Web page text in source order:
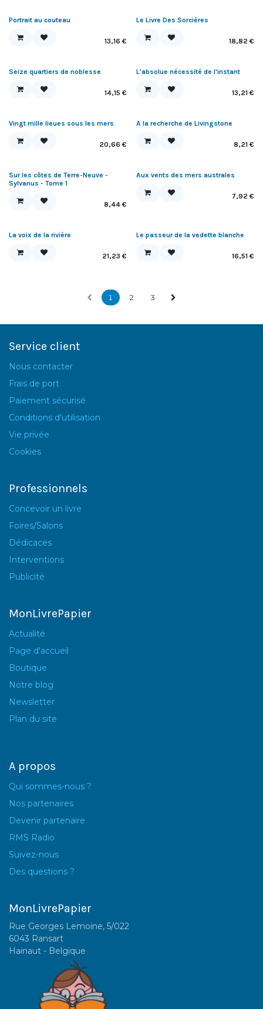
Portrait au couteau
13,16 €
Le Livre Des Sorcières
18,82 €
Seize quartiers de noblesse
14,15 €
L'absolue nécessité de l'instant
13,21€
Vingt mille lieues sous les mers
20,66 €
A la recherche de Livingstone
8,21€
Sur les côtes de Terre-Neuve -
Sylvanus - Tome 1
8,44€
Aux vents des mers australes
7,92 €
La voix de la rivière
21,23 €
Le passeur de la vedette blanche
16,51€
1 2 3
Service client
Nous contacter
Frais de port
Paiement sécurisé
Conditions d'utilisation
Vie privée
Cookies
Professionnels
Concevoir un livre
Foires/Salons
Dédicaces
Interventions
Publicité
MonLivrePapier
Actualité
Page d'accueil
Boutique
Notre blog
Newsletter
Plan du site
A propos
Qui sommes-nous ?
Nos partenaires
Devenir partenaire
RMS Radio
Suivez-nous
Des questions ?
MonLivrePapier
Rue Georges Lemoine, 5/022
6043 Ransart
Hainaut - Belgique